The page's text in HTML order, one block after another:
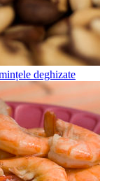
deghizate